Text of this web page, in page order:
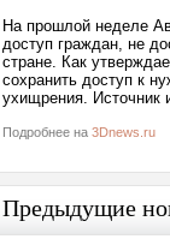
На прошлой неделе
доступ граждан, не
стране. Как
сохранить доступ к
ухищрения. Источник
Подробнее на 3Dnews.ru
Предыдущие